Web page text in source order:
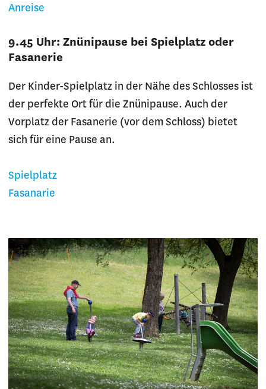
Anreise
9.45 Uhr: Znünipause bei Spielplatz oder
Fasanerie
Der Kinder-Spielplatz in der Nähe des Schlosses ist
der perfekte Ort für die Znünipause. Auch der
Vorplatz der Fasanerie (vor dem Schloss) bietet
sich für eine Pause an.
Spielplatz
Fasanarie